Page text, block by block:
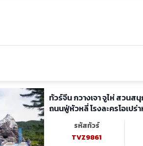
ทัวร์จีน กวางเจา จูไห่ สวน
ถนนฟู่หัวหลี่ โรงละครโอเปร่
รหัสทัวร์
TVZ9861